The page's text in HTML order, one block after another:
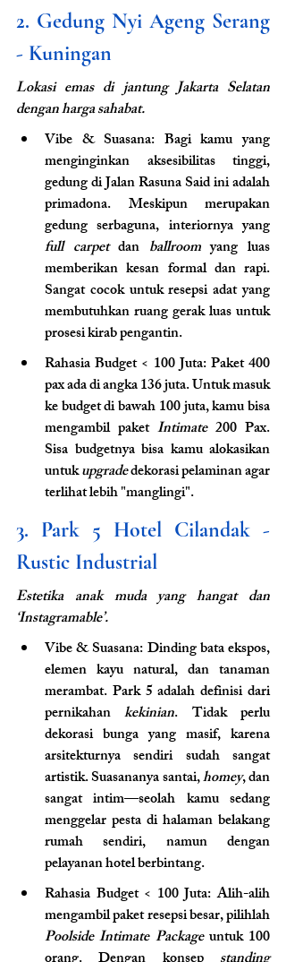
2. Gedung Nyi Ageng Serang
- Kuningan
Lokasi emas di jantung Jakarta Selatan
dengan harga sahabat.
Vibe & Suasana: Bagi kamu yang
menginginkan aksesibilitas tinggi,
gedung di Jalan Rasuna Said ini adalah
primadona. Meskipun merupakan
full carpet dan ballroom yang luas
memberikan kesan formal dan rapi.
Sangat cocok untuk resepsi adat yang
membutuhkan ruang gerak luas untuk
prosesi kirab pengantin.
Rahasia Budget < 100 Juta: Paket 400
pax ada di angka 136 juta. Untuk masuk
ke budget di bawah 100 juta, kamu bisa
mengambil paket Intimate 200 Pax.
Sisa budgetnya bisa kamu alokasikan
untuk upgrade dekorasi pelaminan agar
terlihat lebih "manglingi".
3. Park 5 Hotel Cilandak -
Rustic Industrial
Estetika anak muda yang hangat dan
‘Instagramable’.
Vibe & Suasana: Dinding bata ekspos,
elemen kayu natural, dan tanaman
merambat. Park 5 adalah definisi dari
pernikahan kekinian. Tidak perlu
dekorasi bunga yang masif, karena
arsitekturnya sendiri sudah sangat
artistik. Suasananya santai, homey, dan
sangat intim—seolah kamu sedang
menggelar pesta di halaman belakang
rumah sendiri, namun dengan
pelayanan hotel berbintang.
Rahasia Budget < 100 Juta: Alih-alih
Poolside Intimate Package untuk 100